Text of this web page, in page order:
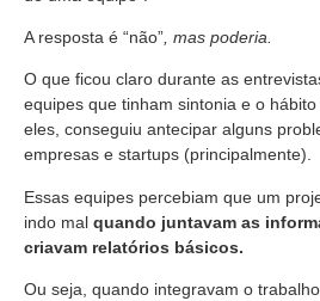
A resposta é “não” , mas poderia.
O que ficou claro durante as
equipes que tinham sintonia e o
eles, conseguiu antecipar alguns
empresas e startups (principalmente).
Essas equipes percebiam que um
indo mal quando juntavam as
criavam relatórios básicos.
Ou seja, quando integravam o